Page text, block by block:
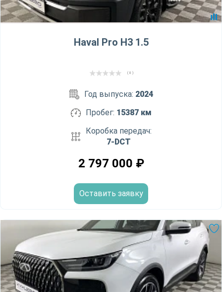
Haval Pro H3 1.5
( 0 )
Год выпуска: 2024
Пробег: 15387 км
Коробка передач:
7-DCT
2 797 000 ₽
Оставить заявку